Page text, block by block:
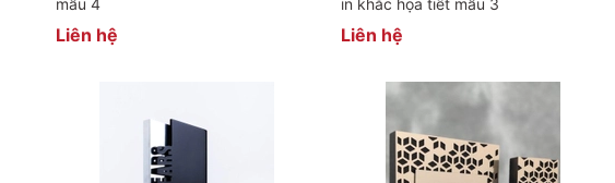
mẫu 4
Liên hệ
in khắc họa tiết mẫu 3
Liên hệ